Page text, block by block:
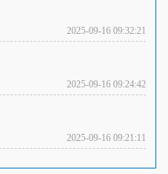
2025-09-16 09:32:21
2025-09-16 09:24:42
2025-09-16 09:21:11